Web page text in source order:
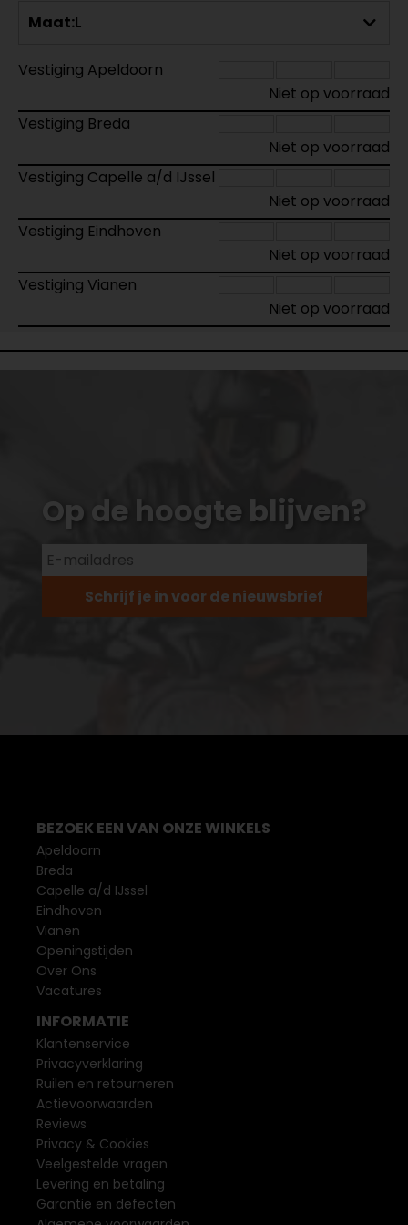
Maat:L
Vestiging Apeldoorn
Niet op voorraad
Vestiging Breda
Niet op voorraad
Vestiging Capelle a/d IJssel
Niet op voorraad
Vestiging Eindhoven
Niet op voorraad
Vestiging Vianen
Niet op voorraad
Op de hoogte blijven?
Schrijf je in voor de nieuwsbrief
BEZOEK EEN VAN ONZE WINKELS
Apeldoorn
Breda
Capelle a/d IJssel
Eindhoven
Vianen
Openingstijden
Over Ons
Vacatures
INFORMATIE
Klantenservice
Privacyverklaring
Ruilen en retourneren
Actievoorwaarden
Reviews
Privacy & Cookies
Veelgestelde vragen
Levering en betaling
Garantie en defecten